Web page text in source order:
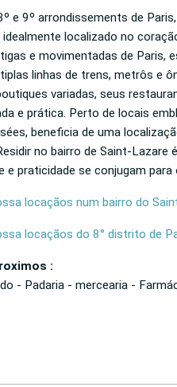
e 9º arrondissements de
localizado no
e movimentadas de Paris,
linhas de trens, metrôs e
variadas, seus
e prática. Perto de locais
beneficia de uma
no bairro de Saint-Lazare
e praticidade se conjugam
locaçãos num bairro do
locaçãos do 8° distrito de
:
- Padaria - mercearia -